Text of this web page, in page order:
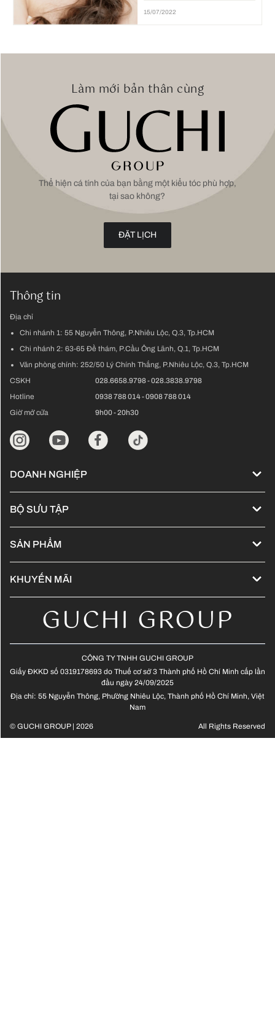
15/07/2022
Làm mới bản thân cùng
Thể hiện cá tính của bạn bằng một kiểu tóc phù hợp,
tại sao không?
ĐẶT LỊCH
Thông tin
Địa chỉ
Chi nhánh 1: 55 Nguyễn Thông, P.Nhiêu Lộc, Q.3, Tp.HCM
Chi nhánh 2: 63-65 Đề thám, P.Cầu Ông Lãnh, Q.1, Tp.HCM
Văn phòng chính: 252/50 Lý Chính Thắng, P.Nhiêu Lộc, Q.3, Tp.HCM
CSKH
028.6658.9798-028.3838.9798
Hotline
0938 788 014-0908 788 014
Giờ mở cửa
9h00 - 20h30
DOANH NGHIỆP
Về chúng tôi
Đống hành cùng Kol
Tuyển dụng
BỘ SƯU TẬP
Cập nhật xu hướng tóc - 2024
Guchi Hair Show
Tóc nối - Hair extensions
Màu thời trang không tẩy
Tóc xoăn Hippie
Tóc dài - Long Hair
Tóc lỡ - Medium Hair
SẢN PHẨM
Sản phẩm L'Oreal Professionnel
Sản phẩm Kérastase
Sản phẩm Lebel - Japanese
KHUYẾN MÃI
Ưu đãi trong tháng
Ưu đãi lễ hộiGUCHI GROUP
CÔNG TY TNHH GUCHI GROUP
Giấy ĐKKD số 0319178693 do Thuế cơ sở 3 Thành phố Hồ Chí Minh cấp lần
đầu ngày 24/09/2025
Địa chỉ: 55 Nguyễn Thông, Phường Nhiêu Lộc, Thành phố Hồ Chí Minh, Việt
Nam
© GUCHI GROUP | 2026 All Rights Reserved